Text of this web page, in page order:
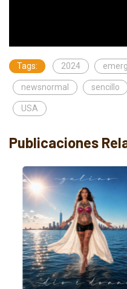
Tags: 2024
newsnormal sencillo
USA
Publicaciones